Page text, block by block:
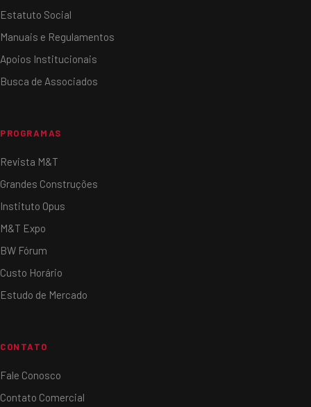
Estatuto Social
Manuais e Regulamentos
Apoios Institucionais
Busca de Associados
PROGRAMAS
Revista M&T
Grandes Construções
Instituto Opus
M&T Expo
BW Fórum
Custo Horário
Estudo de Mercado
CONTATO
Fale Conosco
Contato Comercial